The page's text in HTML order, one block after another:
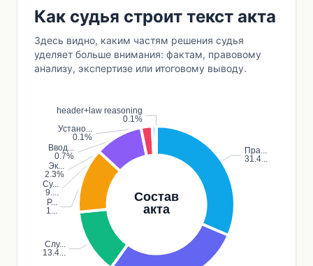
Как судья строит текст акта
Здесь видно, каким частям решения судья
уделяет больше внимания: фактам, правовому
анализу, экспертизе или итоговому выводу.